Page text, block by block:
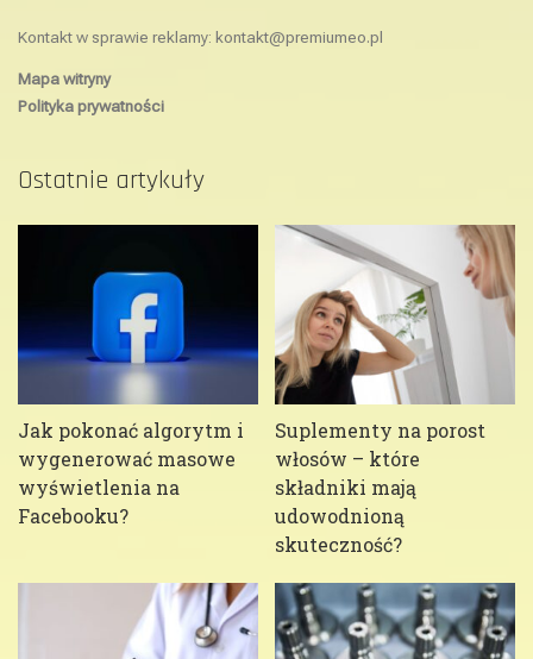
Kontakt w sprawie reklamy: kontakt@premiumeo.pl
Mapa witryny
Polityka prywatności
Ostatnie artykuły
Jak pokonać algorytm i
wygenerować masowe
wyświetlenia na
Facebooku?
Suplementy na porost
włosów – które
składniki mają
udowodnioną
skuteczność?